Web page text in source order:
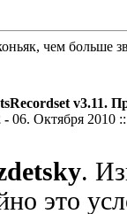
чем больше
v3.11.
- 06. Октября 2010
.
это